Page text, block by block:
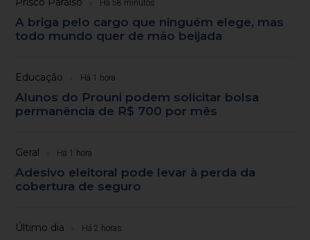
Há 58 minutos
A briga pelo cargo que ninguém elege, mas
todo mundo quer de mão beijada
Educação Há 1 hora
Alunos do Prouni podem solicitar bolsa
permanência de R$ 700 por mês
Geral Há 1 hora
Adesivo eleitoral pode levar à perda da
cobertura de seguro
Último dia Há 2 horas